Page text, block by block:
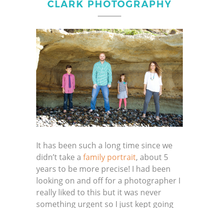
CLARK PHOTOGRAPHY
It has been such a long time since we
didn’t take a family portrait, about 5
years to be more precise! I had been
looking on and off for a photographer I
really liked to this but it was never
something urgent so I just kept going